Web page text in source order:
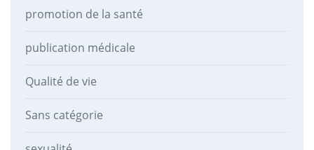
promotion de la santé
publication médicale
Qualité de vie
Sans catégorie